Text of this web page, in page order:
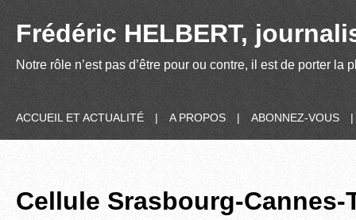
Frédéric HELBERT,
Notre rôle n’est pas d’être pour ou contre, il est de porter
ACCUEIL ET ACTUALITÉ | A PROPOS | ABONNEZ-VOUS |
Cellule Srasbourg-Cannes-